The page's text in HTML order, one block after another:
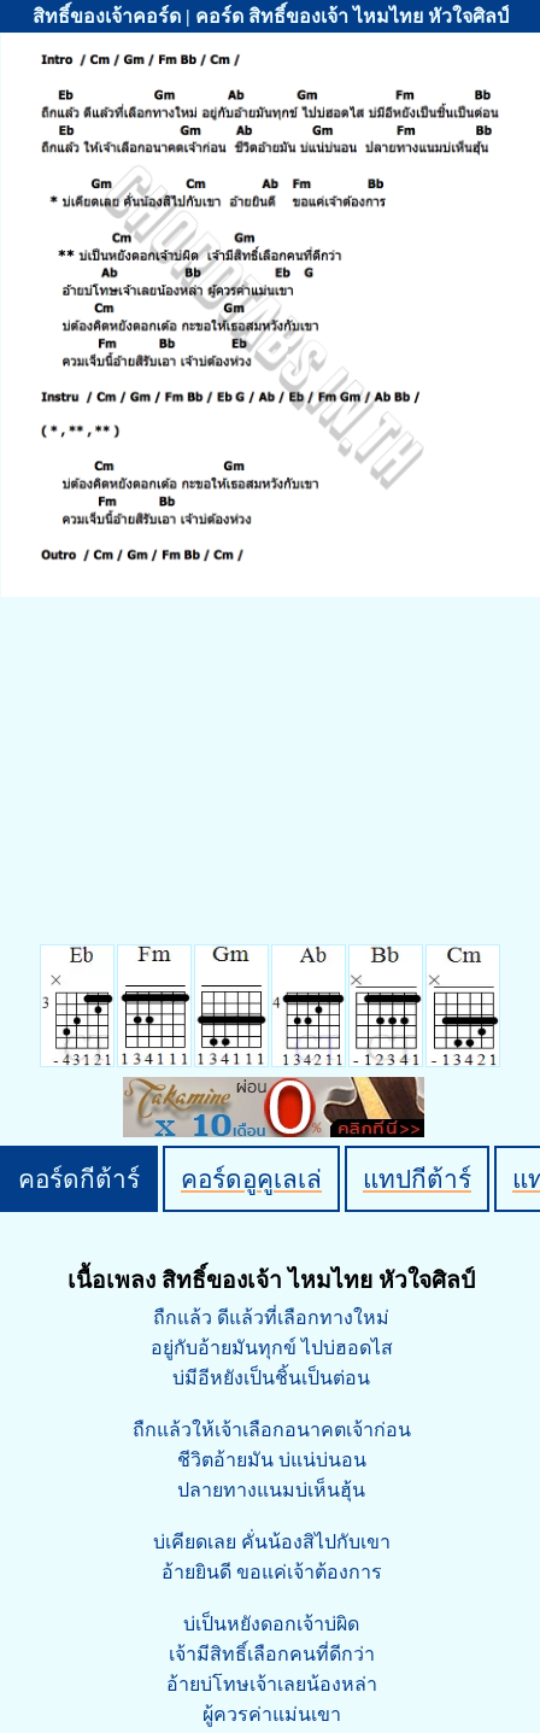
สิทธิ์ของเจ้าคอร์ด | คอร์ด สิทธิ์ของเจ้า ไหมไทย หัวใจศิลป์
คอร์ดกีต้าร์ คอร์ดอูคูเลเล่ แทปกีต้าร์ แ
เนื้อเพลง สิทธิ์ของเจ้า ไหมไทย หัวใจศิลป์
ถืกแล้ว ดีแล้วที่เลือกทางใหม่
อยู่กับอ้ายมันทุกข์ ไปบ่ฮอดไส
บ่มีอีหยังเป็นชิ้นเป็นต่อน
ถืกแล้วให้เจ้าเลือกอนาคตเจ้าก่อน
ชีวิตอ้ายมัน บ่แน่บ่นอน
ปลายทางแนมบ่เห็นฮุ้น
บ่เคียดเลย คั่นน้องสิไปกับเขา
อ้ายยินดี ขอแค่เจ้าต้องการ
บ่เป็นหยังดอกเจ้าบ่ผิด
เจ้ามีสิทธิ์เลือกคนที่ดีกว่า
อ้ายบ่โทษเจ้าเลยน้องหล่า
ผู้ควรค่าแม่นเขา